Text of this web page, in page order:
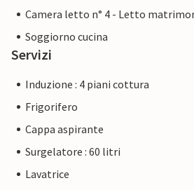
Camera letto n° 4 - Letto
Soggiorno cucina
Servizi
Induzione : 4 piani cottura
Frigorifero
Cappa aspirante
Surgelatore : 60 litri
Lavatrice